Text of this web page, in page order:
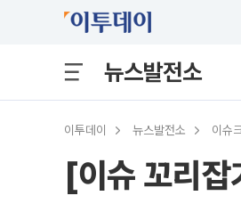
뉴스발전소
이투데이 뉴스발전소 이슈
[이슈 꼬리